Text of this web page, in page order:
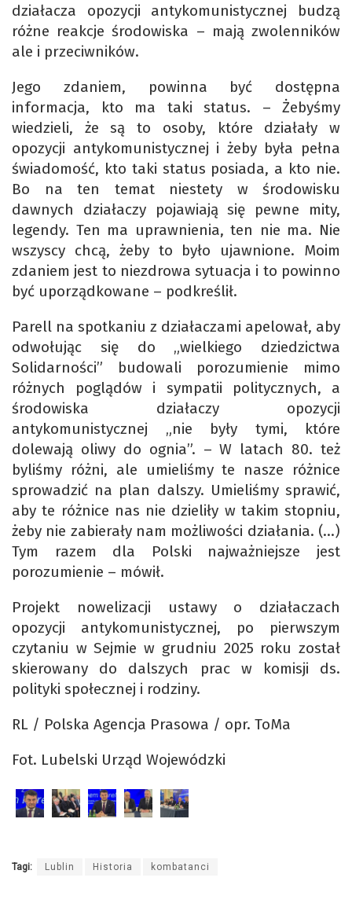
działacza opozycji antykomunistycznej budzą
różne reakcje środowiska – mają zwolenników
ale i przeciwników.
Jego zdaniem, powinna być dostępna
informacja, kto ma taki status. – Żebyśmy
wiedzieli, że są to osoby, które działały w
opozycji antykomunistycznej i żeby była pełna
świadomość, kto taki status posiada, a kto nie.
Bo na ten temat niestety w środowisku
dawnych działaczy pojawiają się pewne mity,
legendy. Ten ma uprawnienia, ten nie ma. Nie
wszyscy chcą, żeby to było ujawnione. Moim
zdaniem jest to niezdrowa sytuacja i to powinno
być uporządkowane – podkreślił.
Parell na spotkaniu z działaczami apelował, aby
odwołując się do „wielkiego dziedzictwa
Solidarności” budowali porozumienie mimo
różnych poglądów i sympatii politycznych, a
środowiska działaczy opozycji
antykomunistycznej „nie były tymi, które
dolewają oliwy do ognia”. – W latach 80. też
byliśmy różni, ale umieliśmy te nasze różnice
sprowadzić na plan dalszy. Umieliśmy sprawić,
aby te różnice nas nie dzieliły w takim stopniu,
żeby nie zabierały nam możliwości działania. (…)
Tym razem dla Polski najważniejsze jest
porozumienie – mówił.
Projekt nowelizacji ustawy o działaczach
opozycji antykomunistycznej, po pierwszym
czytaniu w Sejmie w grudniu 2025 roku został
skierowany do dalszych prac w komisji ds.
polityki społecznej i rodziny.
RL / Polska Agencja Prasowa / opr. ToMa
Fot. Lubelski Urząd Wojewódzki
Tagi: Lublin Historia kombatanci